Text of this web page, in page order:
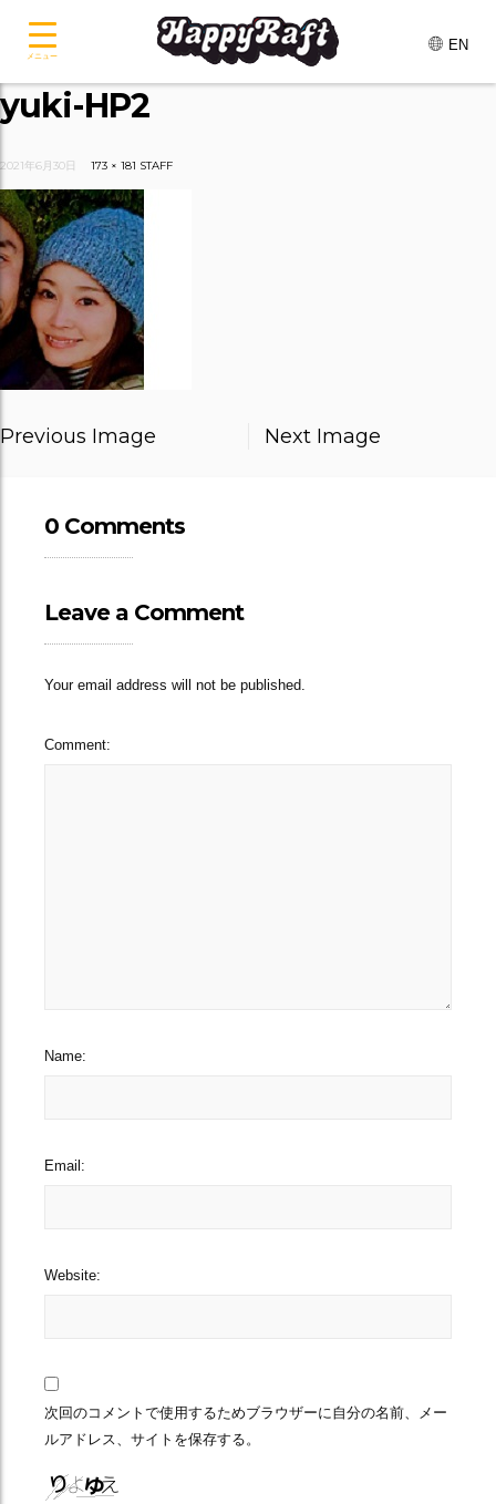
EN
yuki-HP2
2021年6月30日 173 × 181 STAFF
Previous Image Next Image
0 Comments
Leave a Comment
Your email address will not be published.
Comment:
Name:
Email:
Website:
次回のコメントで使用するためブラウザーに自分の名前、メー
ルアドレス、サイトを保存する。
メニュー